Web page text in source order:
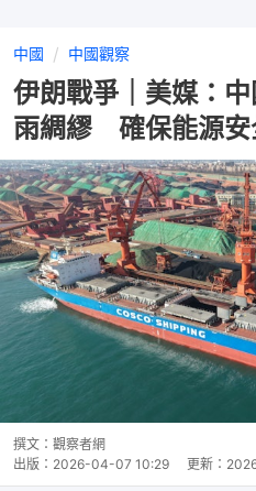
中國 中國觀察
伊朗戰爭｜美媒：
雨綢繆 確保能源安
撰文： 觀察者網
出版： 2026-04-07 10:29 更新：